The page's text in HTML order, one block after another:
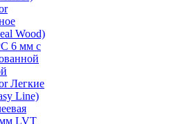
Wood)
6 мм с
Легкие
Line)
LVT